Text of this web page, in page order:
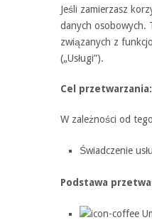
Jeśli zamierzasz
danych osobowych.
związanych z
(„Usługi”).
Cel przetwarzania:
W zależności od
Świadczenie
Podstawa